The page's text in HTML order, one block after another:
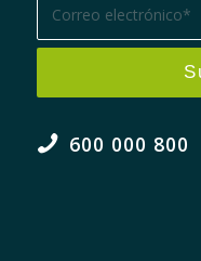
600 000 800